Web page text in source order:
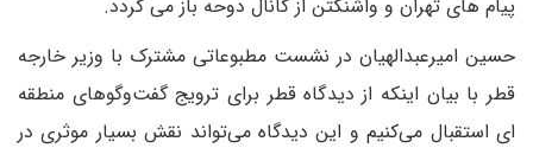
پیام های تهران و واشنگتن از کانال دوحه باز می گردد.
حسین امیرعبدالهیان در نشست مطبوعاتی مشترک با وزیر خارجه
قطر با بیان اینکه از دیدگاه قطر برای ترویج گفت‌وگوهای منطقه
ای استقبال می‌کنیم و این دیدگاه می‌تواند نقش بسیار موثری در